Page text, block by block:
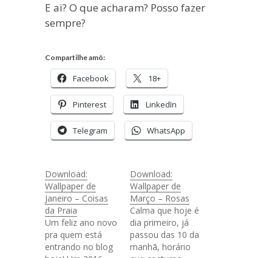
E ai? O que acharam? Posso fazer
sempre?
Compartilhe amô:
Facebook 18+
Pinterest LinkedIn
Telegram WhatsApp
Download:
Wallpaper de
Janeiro – Coisas
da Praia
Um feliz ano novo
pra quem está
entrando no blog
Download:
Wallpaper de
Março – Rosas
Calma que hoje é
dia primeiro, já
passou das 10 da
manhã, horário